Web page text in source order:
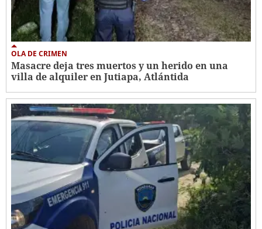
OLA DE CRIMEN
Masacre deja tres muertos y un herido en una
villa de alquiler en Jutiapa, Atlántida